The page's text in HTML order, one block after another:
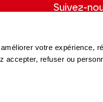
votre expérience,
accepter, refuser ou
Suivez-
Facebook